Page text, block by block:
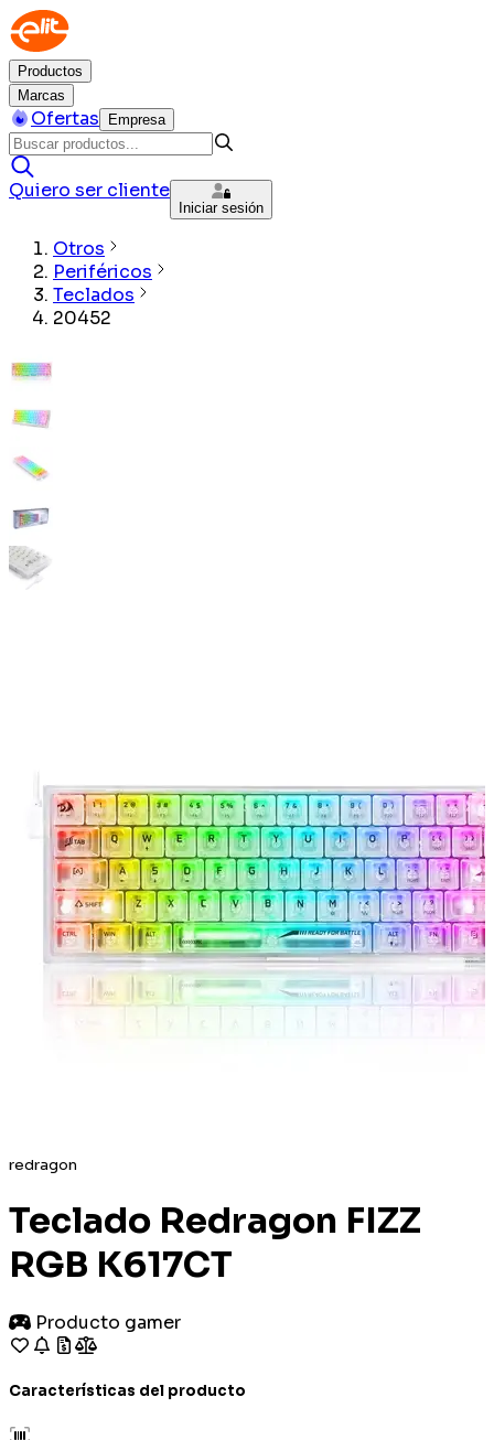
Productos
Marcas
Ofertas Empresa
Quiero ser cliente
Iniciar sesión
Otros
Periféricos
Teclados
20452
redragon
Teclado Redragon FIZZ
RGB K617CT
Producto gamer
Características del producto